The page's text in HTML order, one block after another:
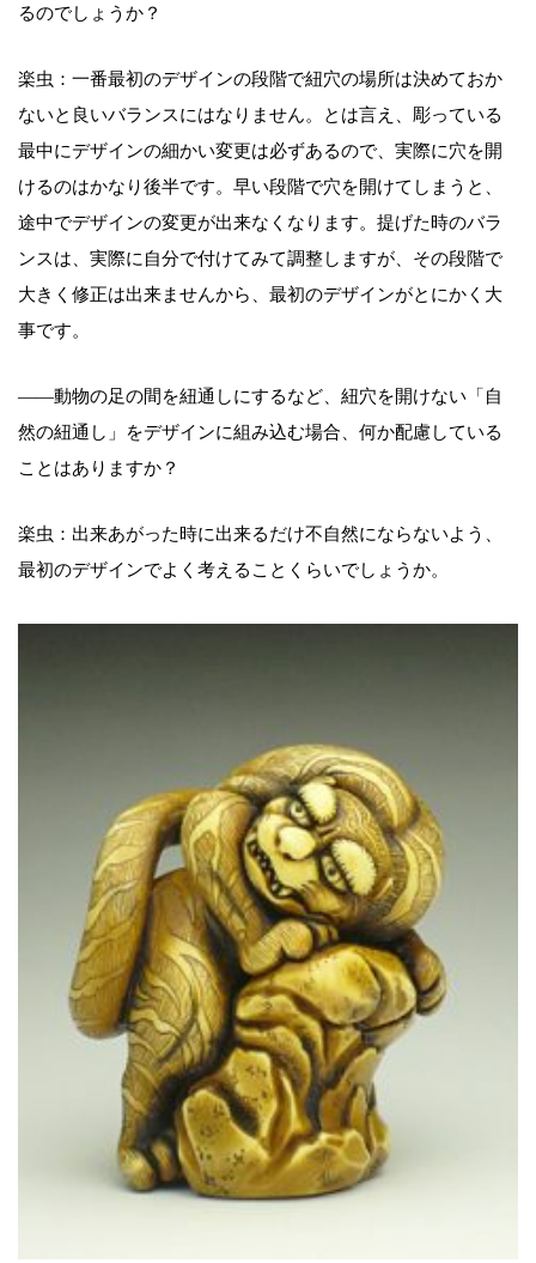
るのでしょうか？
楽虫：一番最初のデザインの段階で紐穴の場所は決めておか
ないと良いバランスにはなりません。とは言え、彫っている
最中にデザインの細かい変更は必ずあるので、実際に穴を開
けるのはかなり後半です。早い段階で穴を開けてしまうと、
途中でデザインの変更が出来なくなります。提げた時のバラ
ンスは、実際に自分で付けてみて調整しますが、その段階で
大きく修正は出来ませんから、最初のデザインがとにかく大
事です。
――動物の足の間を紐通しにするなど、紐穴を開けない「自
然の紐通し」をデザインに組み込む場合、何か配慮している
ことはありますか？
楽虫：出来あがった時に出来るだけ不自然にならないよう、
最初のデザインでよく考えることくらいでしょうか。